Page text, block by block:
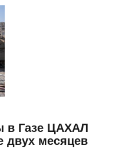
в Газе ЦАХАЛ
двух месяцев